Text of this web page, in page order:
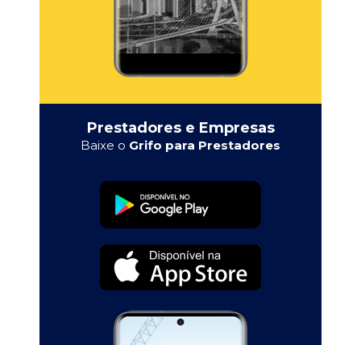
Prestadores e Empresas
Baixe o Grifo para Prestadores